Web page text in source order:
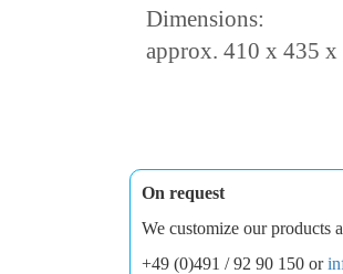
Dimensions:
approx. 410 x 435
On request
We customize our products
+49 (0)491 / 92 90 150 or